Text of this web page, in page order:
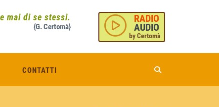
mai di se stessi.
{G. Certomà}
RADIO
AUDIO
by Certomà
CONTATTI